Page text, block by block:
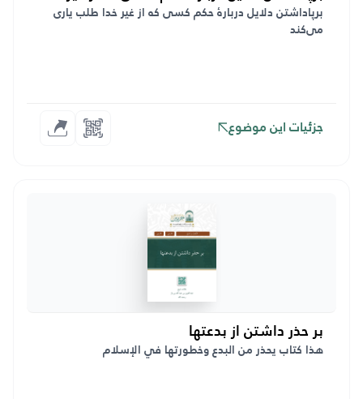
برپاداشتن دلایل دربارهٔ حکم کسی که از غیر خدا طلب یاری
می‌کند
جزئیات این موضوع
بر حذر داشتن از بدعتها
هذا كتاب يحذر من البدع وخطورتها في الإسلام